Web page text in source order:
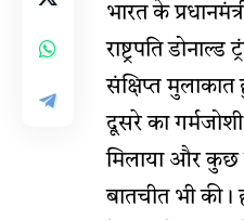
भारत के
राष्ट्रपति
संक्षिप्त
दूसरे का
मिलाया और कुछ
बातचीत भी की।